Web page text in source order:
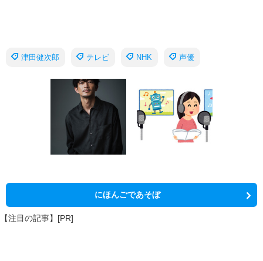
津田健次郎 テレビ NHK 声優
にほんごであそぼ
【注目の記事】[PR]